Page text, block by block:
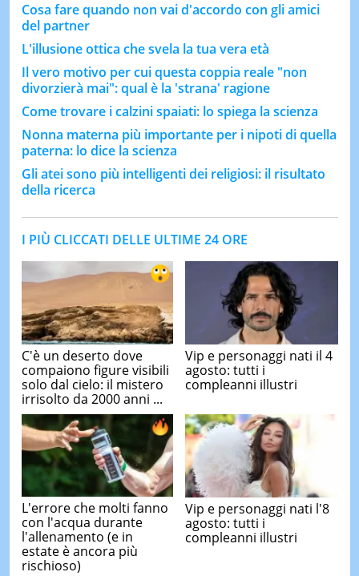
Cosa fare quando non vai d'accordo con gli amici
del partner
L'illusione ottica che svela la tua vera età
Il vero motivo per cui questa coppia reale "non
divorzierà mai": qual è la 'strana' ragione
Come trovare i calzini spaiati: lo spiega la scienza
Nonna materna più importante per i nipoti di quella
paterna: lo dice la scienza
Gli atei sono più intelligenti dei religiosi: il risultato
della ricerca
I PIÙ CLICCATI DELLE ULTIME 24 ORE
C'è un deserto dove
compaiono figure visibili
solo dal cielo: il mistero
irrisolto da 2000 anni ...
Vip e personaggi nati il 4
agosto: tutti i
compleanni illustri
L'errore che molti fanno
con l'acqua durante
l'allenamento (e in
estate è ancora più
rischioso)
Vip e personaggi nati l'8
agosto: tutti i
compleanni illustri